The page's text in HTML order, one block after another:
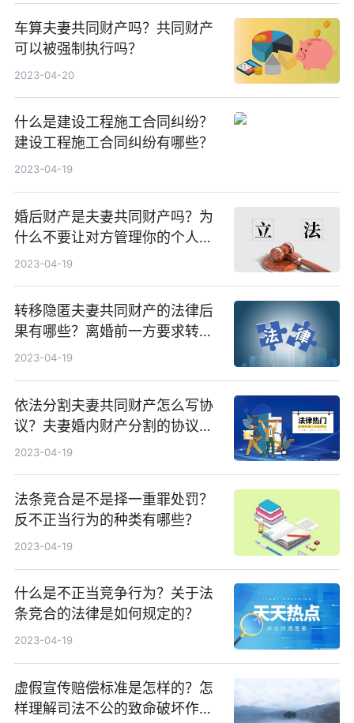
车算夫妻共同财产吗？共同财产
可以被强制执行吗？
2023-04-20
什么是建设工程施工合同纠纷？
建设工程施工合同纠纷有哪些？
2023-04-19
婚后财产是夫妻共同财产吗？为
什么不要让对方管理你的个人财
产？
2023-04-19
转移隐匿夫妻共同财产的法律后
果有哪些？离婚前一方要求转移
财产怎么办？
2023-04-19
依法分割夫妻共同财产怎么写协
议？夫妻婚内财产分割的协议书
一览
2023-04-19
法条竞合是不是择一重罪处罚？
反不正当行为的种类有哪些？
2023-04-19
什么是不正当竞争行为？关于法
条竞合的法律是如何规定的？
2023-04-19
虚假宣传赔偿标准是怎样的？怎
样理解司法不公的致命破坏作